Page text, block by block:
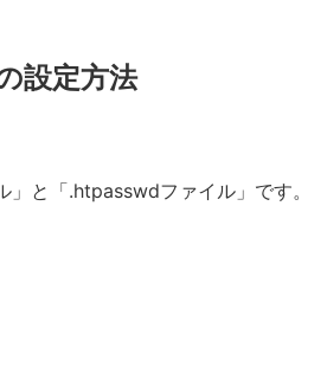
設定方法
と「.htpasswdファイル」です。